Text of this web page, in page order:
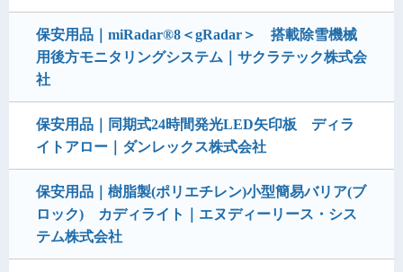
保安用品｜miRadar®8＜gRadar＞ 搭載除雪機械
用後方モニタリングシステム｜サクラテック株式会
社
保安用品｜同期式24時間発光LED矢印板 ディラ
イトアロー｜ダンレックス株式会社
保安用品｜樹脂製(ポリエチレン)小型簡易バリア(ブ
ロック) カディライト｜エヌディーリース・シス
テム株式会社